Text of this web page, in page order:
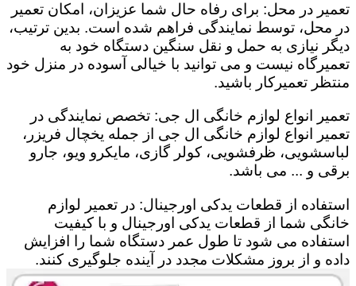
تعمیر در محل: برای رفاه حال شما عزیزان، امکان تعمیر
در محل، توسط نمایندگی فراهم شده است. بدین ترتیب،
دیگر نیازی به حمل و نقل سنگین دستگاه خود به
تعمیرگاه نیست و می توانید با خیالی آسوده در منزل خود
منتظر تعمیرکار باشید.
تعمیر انواع لوازم خانگی ال جی: تخصص نمایندگی در
تعمیر انواع لوازم خانگی ال جی از جمله یخچال فریزر،
لباسشویی، ظرفشویی، کولر گازی، مایکرو ویو، جارو
برقی و ... می باشد.
استفاده از قطعات یدکی اورجینال: در تعمیر لوازم
خانگی شما از قطعات یدکی اورجینال و با کیفیت
استفاده می شود تا طول عمر دستگاه شما را افزایش
داده و از بروز مشکلات مجدد در آینده جلوگیری کنند.